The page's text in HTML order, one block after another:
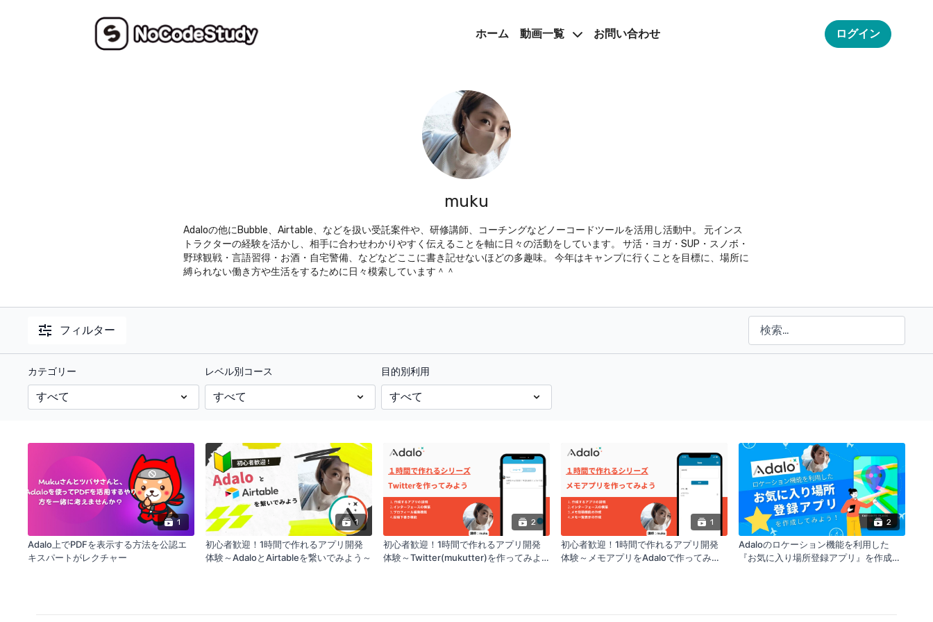
ホーム 動画一覧 お問い合わせ ログイン
muku
Adaloの他にBubble、Airtable、などを扱い受託案件や、研修講師、コーチングなどノーコードツールを活用し活動中。 元インス
トラクターの経験を活かし、相手に合わせわかりやすく伝えることを軸に日々の活動をしています。 サ活・ヨガ・SUP・スノボ・
野球観戦・言語習得・お酒・自宅警備、などなどここに書き記せないほどの多趣味。 今年はキャンプに行くことを目標に、場所に
縛られない働き方や生活をするために日々模索しています＾＾
フィルター
カテゴリー レベル別コース 目的別利用
1
Adalo上でPDFを表示する方法を公認エ
キスパートがレクチャー
1
初心者歓迎！1時間で作れるアプリ開発
体験～AdaloとAirtableを繋いでみよう～
2
初心者歓迎！1時間で作れるアプリ開発
体験～Twitter(mukutter)を作ってみよ
1
初心者歓迎！1時間で作れるアプリ開発
体験～メモアプリをAdaloで作ってみよ
2
Adaloのロケーション機能を利用した
『お気に入り場所登録アプリ』を作成し